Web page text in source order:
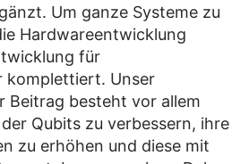
Um ganze Systeme zu
Hardwareentwicklung
für
komplettiert. Unser
Beitrag besteht vor allem
Qubits zu verbessern, ihre
zu erhöhen und diese mit